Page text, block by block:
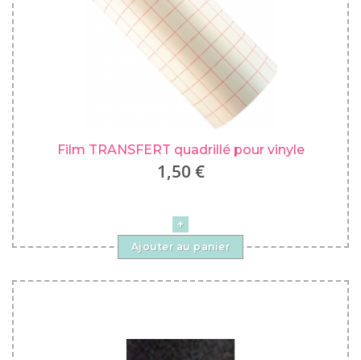
Film TRANSFERT quadrillé pour vinyle
1,50 €
Ajouter au panier